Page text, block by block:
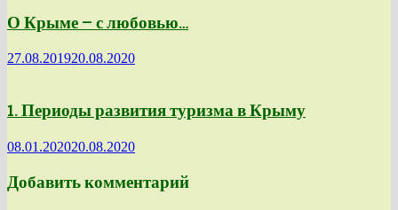
О Крыме — с любовью…
27.08.201920.08.2020
1. Периоды развития туризма в Крыму
08.01.202020.08.2020
Добавить комментарий